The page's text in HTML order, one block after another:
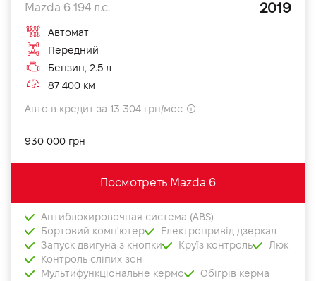
Mazda 6 194 л.с. 2019
Автомат
Передний
Бензин, 2.5 л
87 400 км
Авто в кредит за 13 304 грн/мес
930 000 грн
Посмотреть Mazda 6
Антиблокировочная система (ABS)
Бортовий комп'ютер
Електропривід дзеркал
Запуск двигуна з кнопки
Круїз контроль
Люк
Контроль сліпих зон
Мультифункціональне кермо
Обігрів керма